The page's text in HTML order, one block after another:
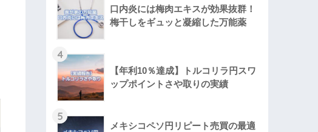
口内炎には梅肉エキスが効果抜群！
梅干しをギュッと凝縮した万能薬
4
【年利10％達成】トルコリラ円スワ
ップポイントさや取りの実績
5
メキシコペソ円リピート売買の最適